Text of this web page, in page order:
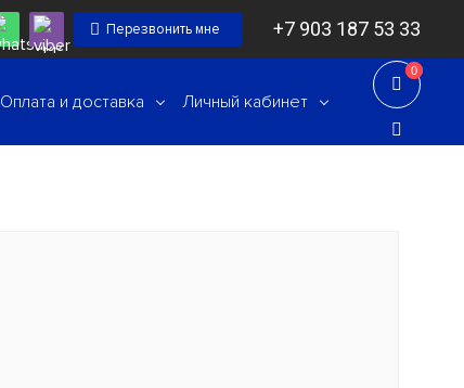
Перезвонить мне +7 903 187 53 33
0
0
Оплата и доставка Личный кабинет